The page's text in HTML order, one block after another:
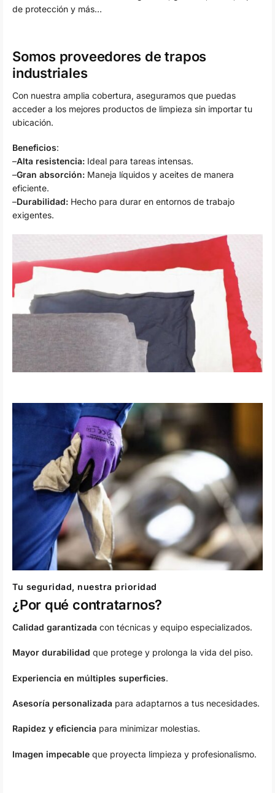
de protección y más…
Somos proveedores de trapos
industriales
Con nuestra amplia cobertura, aseguramos que puedas
acceder a los mejores productos de limpieza sin importar tu
ubicación.
Beneficios:
–Alta resistencia: Ideal para tareas intensas.
–Gran absorción: Maneja líquidos y aceites de manera
eficiente.
–Durabilidad: Hecho para durar en entornos de trabajo
exigentes.
Tu seguridad, nuestra prioridad
¿Por qué contratarnos?
Calidad garantizada con técnicas y equipo especializados.
Mayor durabilidad que protege y prolonga la vida del piso.
Experiencia en múltiples superficies.
Asesoría personalizada para adaptarnos a tus necesidades.
Rapidez y eficiencia para minimizar molestias.
Imagen impecable que proyecta limpieza y profesionalismo.